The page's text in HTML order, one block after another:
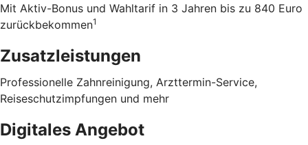
Mit Aktiv-Bonus und Wahltarif in 3 Jahren bis zu 840 Euro
zurückbekommen1
Zusatzleistungen
Professionelle Zahnreinigung, Arzttermin-Service,
Reiseschutzimpfungen und mehr
Digitales Angebot